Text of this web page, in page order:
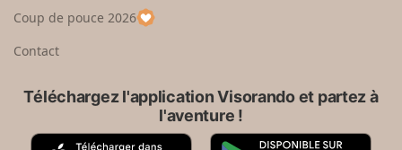
p
a
Coup de pouce 2026
Contact
Téléchargez l'application Visorando et partez à
l'aventure !
A G